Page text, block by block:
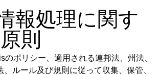
報処理に関す
則
のポリシー、適用される連邦法、州法、
ルール及び規則に従って収集、保管、